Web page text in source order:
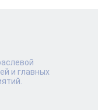
и главных